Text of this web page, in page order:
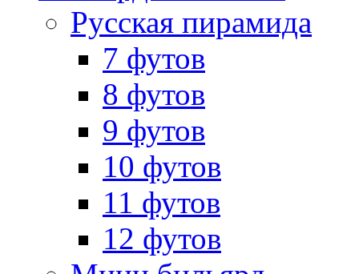
Русская пирамида
7 футов
8 футов
9 футов
10 футов
11 футов
12 футов